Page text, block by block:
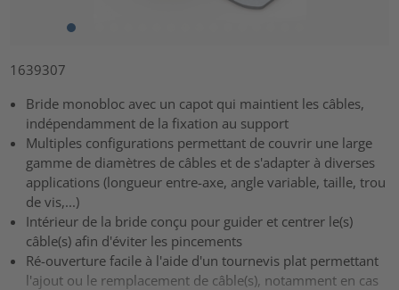
1639307
Bride monobloc avec un capot qui maintient les câbles,
indépendamment de la fixation au support
Multiples configurations permettant de couvrir une large
gamme de diamètres de câbles et de s'adapter à diverses
applications (longueur entre-axe, angle variable, taille, trou
de vis,...)
Intérieur de la bride conçu pour guider et centrer le(s)
câble(s) afin d'éviter les pincements
Ré-ouverture facile à l'aide d'un tournevis plat permettant
l'ajout ou le remplacement de câble(s), notamment en cas